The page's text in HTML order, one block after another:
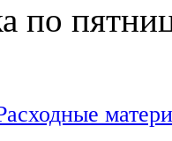
по